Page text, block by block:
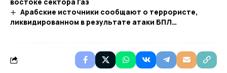
Арабские источники сообщают о террористе,
ликвидированном в результате атаки БПЛ…​